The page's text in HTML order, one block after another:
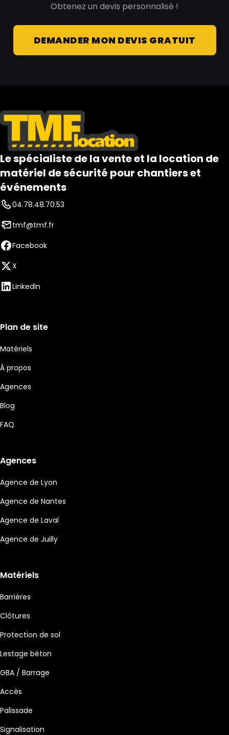
Obtenez un devis personnalisé !
DEMANDER MON DEVIS GRATUIT
Le spécialiste de la vente et la location de
matériel de sécurité pour chantiers et
événements
04.78.48.70.53
tmf@tmf.fr
Facebook
X
LinkedIn
Plan de site
Matériels
À propos
Agences
Blog
FAQ
Agences
Agence de Lyon
Agence de Nantes
Agence de Laval
Agence de Juilly
Matériels
Barrières
Clôtures
Protection de sol
Lestage béton
GBA / Barrage
Accès
Palissade
Signalisation